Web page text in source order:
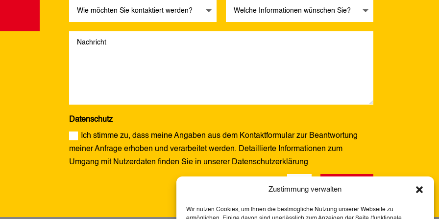
Zustimmung verwalten
Wir nutzen Cookies, um Ihnen die bestmögliche Nutzung unserer Webseite zu
Datenschutz
Ich stimme zu, dass meine Angaben aus dem Kontaktformular zur Beantwortung
meiner Anfrage erhoben und verarbeitet werden. Detaillierte Informationen zum
Umgang mit Nutzerdaten finden Sie in unserer Datenschutzerklärung
12 + 9 = Senden